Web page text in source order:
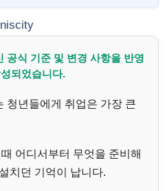
niscity
공식 기준 및 변경 사항을 반영
되었습니다.
청년들에게 취업은 가장 큰
어디서부터 무엇을 준비해
치던 기억이 납니다.